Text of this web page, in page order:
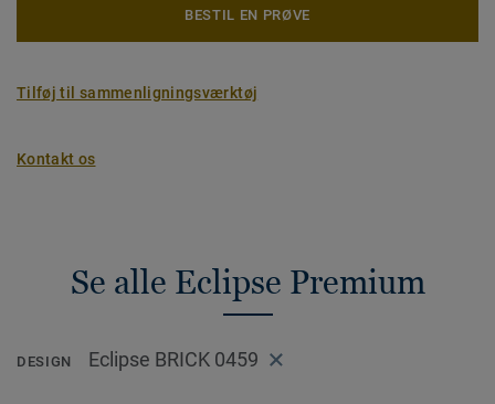
BESTIL EN PRØVE
Tilføj til sammenligningsværktøj
Kontakt os
Se alle Eclipse Premium
DESIGN Eclipse BRICK 0459